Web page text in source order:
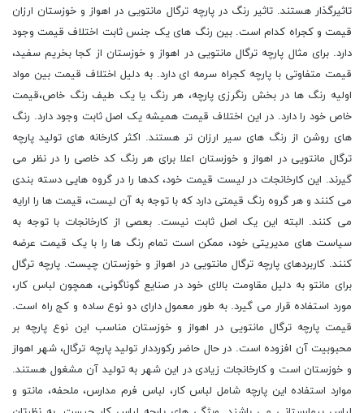
تاثیرگذار هستند. تاثیر رنگ در پارچه ترگال مانتویی در اهواز و خوزستان ارزان
قیمت و کجراه کدام است. بین رنگ های یک جنس ثابت اختلاف قیمت وجود
دارد. برای مثال پارچه ترگال مانتویی در اهواز و خوزستان از کجا بخریم سفید،
قیمت متفاوتی با پارچه کجراه سرمه ای دارد. به دلیل اختلاف قیمت بین مواد
اولیه رنگ ها در بخش رنگرزی پارچه، هر رنگ یا یک طیف رنگ خاص،قیمت
خاص خود را دارد. در این اختلاف قیمت همیشه یک اصل ثابت وجود دارد. رنگ
های روشن از رنگ های سیر ارزان تر هستند. اکثر کارخانه های تولید پارچه
ترگال مانتویی در اهواز و خوزستان اعلا برای هر رنگ کد خاصی را در نظر می
گیرند. این کارخانجات در لیست قیمت خود، کدها را در گروه هایی دسته بندی
می کنند و هر گروه رنگ قیمتی دارد که با توجه به آن لیست، قیمت ها را ارایه
می کنند. البته این یک اصل ثابت نیست. بعصی از کارخانجات با توجه به
سیاست های مدیریتی خود، ممکن است تمام رنگ ها را با یک قیمت عرضه
کنند. کاربردهای پارچه ترگال مانتویی در اهواز و خوزستان چیست. پارچه ترگال
برای مانتو به دلیل مقاومت بالای خود در صنایع گوناگونی، همچون لباس کار،
مورد استفاده قرار می گیرد. به طور معمول دارای دو نوع ساده و کج راه است.
قیمت پارچه ترگال مانتویی در اهواز و خوزستان مناسب این نوع پارچه بر
محبوبیت آن افزوده است. در حال حاضر رکورددار تولید پارچه ترگال، شهر اهواز
و خوزستان است و کارخانجات زیادی در این شهر به تولید آن مشغول هستند.
موارد استفاده این پارچه شامل لباس کار، لباس فرم مدارس، ملحفه، مانتو و